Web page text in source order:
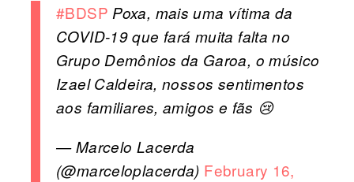
#BDSP Poxa, mais uma vítima da
COVID-19 que fará muita falta no
Grupo Demônios da Garoa, o músico
Izael Caldeira, nossos sentimentos
aos familiares, amigos e fãs 😢
— Marcelo Lacerda
(@marceloplacerda) February 16,